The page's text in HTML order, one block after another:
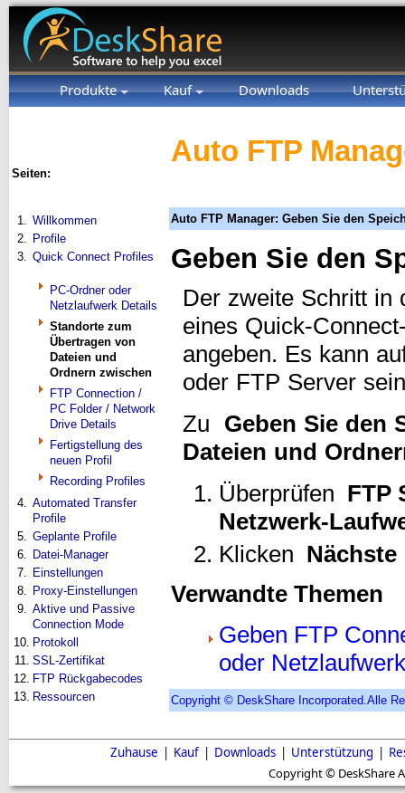
Produkte Kauf Downloads
Seiten:
1.
Willkommen
2.
Profile
3.
Quick Connect Profiles
PC-Ordner oder
Netzlaufwerk Details
Standorte zum
Übertragen von
Dateien und
Ordnern zwischen
FTP Connection /
PC Folder / Network
Drive Details
Fertigstellung des
neuen Profil
Recording Profiles
4.
Automated Transfer
Profile
5.
Geplante Profile
6.
Datei-Manager
7.
Einstellungen
8.
Proxy-Einstellungen
9.
Aktive und Passive
Connection Mode
10. Protokoll
11.
SSL-Zertifikat
12. FTP Rückgabecodes
13. Ressourcen
Auto FTP
Auto FTP Manager: Geben Sie den
Geben Sie den
Der zweite Schritt
eines Quick-
angeben. Es kann
oder FTP Server
Zu Geben Sie den
Dateien und
Überprüfen FTP
Netzwerk-
Klicken Nächste
Verwandte Themen
Geben FTP
oder
Copyright © DeskShare Incorporated.Alle
Zuhause | Kauf | Downloads | Unterstützung |
Copyright © DeskShare